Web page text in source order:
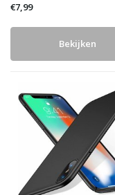
€7,99
Bekijken